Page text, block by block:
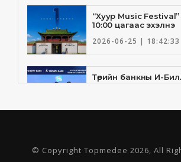
“Хуур Music
10:00 цагаас эхэлнэ
2026-06-25 | 18:42:33
Төрийн банкны И-
үйлчилгээнд Голомт
2026-06-25 | 9:33:55
Төрийн банк, Санхүү
Засгийн Их
© Copyright Topmedee 2026, All